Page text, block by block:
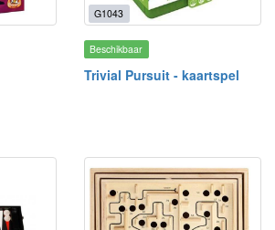
G1043
Beschikbaar
Trivial Pursuit - kaartspel